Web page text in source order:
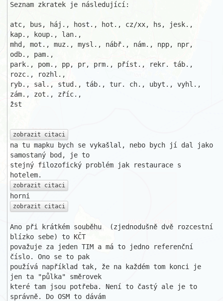
Seznam zkratek je následující:
atc, bus, háj., host., hot., cz/xx, hs, jesk.,
kap., koup., lan.,
mhd, mot., muz., mysl., nábř., nám., npp, npr,
odb., pam.,
park., pom., pp, pr, prm., příst., rekr. táb.,
rozc., rozhl.,
ryb., sal., stud., táb., tur. ch., ubyt., vyhl.,
zám., zot., zříc.,
žst
zobrazit citaci
na tu mapku bych se vykašlal, nebo bych jí dal jako
samostaný bod, je to
stejný filozofický problém jak restaurace s
zobrazit citaci
zobrazit citaci
Ano při krátkém souběhu  (zjednodušně dvě rozcestní
blízko sebe) to KČT
považuje za jeden TIM a má to jedno referenční
číslo. Ono se to pak
používá například tak, že na každém tom konci je
jen ta "půlka" směrovek
které tam jsou potřeba. Není to častý ale je to
správně. Do OSM to dávám